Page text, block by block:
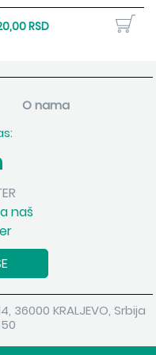
RSD
O nama
naš
36000 KRALJEVO, Srbija